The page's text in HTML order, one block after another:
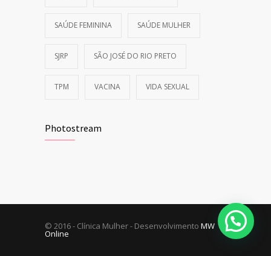
SAÚDE FEMININA SAÚDE MULHER
SJRP SÃO JOSÉ DO RIO PRETO
TPM VACINA VIDA SEXUAL
Photostream
© 2016 - Clínica Mulher - Desenvolvimento MW
Online